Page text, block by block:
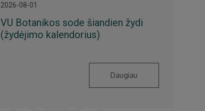
2026-08-01
VU Botanikos sode šiandien žydi
(žydėjimo kalendorius)
Daugiau